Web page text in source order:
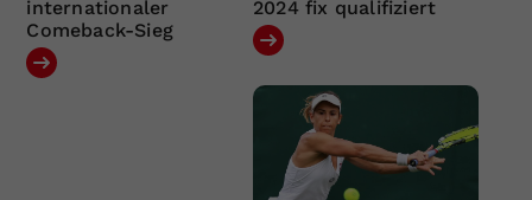
internationaler
Comeback-Sieg
2024 fix qualifiziert